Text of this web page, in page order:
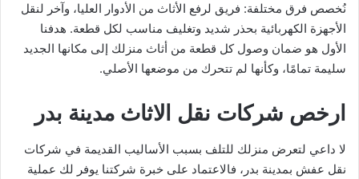
نُخصص فرق مختلفة: فريق لرفع الأثاث من الأدوار العليا، وآخر لنقل
الأجهزة الكهربائية بحذر شديد وتغليف مناسب لكل قطعة. هدفنا
الأول هو ضمان وصول كل قطعة من أثاث منزلك إلى مكانها الجديد
سليمة تمامًا، وكأنها لم تتحرك من موضعها الأصلي.
ارخص شركات نقل الاثاث مدينة بدر
لا داعي لتعرض منزلك للتلف بسبب الأساليب القديمة في شركات
نقل عفش بمدينة بدر، فالاعتماد على خبرة شركتنا يوفر لك عملية